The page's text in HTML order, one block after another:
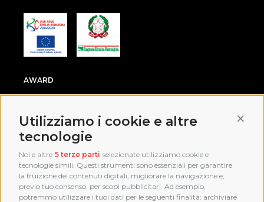
Utilizziamo i cookie e altre
tecnologie
Noi e altre 5 terze parti selezionate utilizziamo cookie e
tecnologie simili. Questi strumenti sono essenziali per garantire
la fruizione dei contenuti digitali, migliorare la navigazione e,
previo tuo consenso, per scopi pubblicitari. Ad esempio,
potremmo utilizzare i tuoi dati per le seguenti finalità: archiviare
AWARD